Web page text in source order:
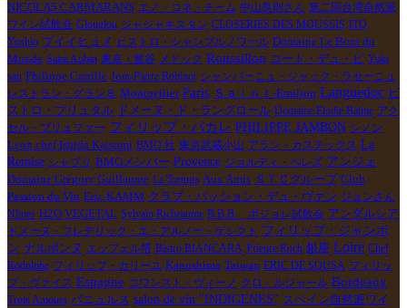
NICOLAS CARMARANS エノ・コネ・チーム 中山良則さん 第二回台湾自然派
ワイン試飲会 Glouglou ジャジャキスタン CLOSERIES DES MOUSSIS ITO
Yoshio プイイヒュメ ビストロ・シャンブルノワール Domaine Le Bout du
Monde Saint Aubin 東京・鴬谷 メドック Roussillon コート・デュ・ピ Yuki
san Philippe Carrille Jean-Pierre Robinot シャンパーニュ・ジャック・ラセーニュ
レストラン・グラン８ Montpellier Paris Ｓａｉｎｔ-Emilion Languedoc ビ
ストロ・ブリュタル ドメーヌ・ド・ラングロール Domaine Elodie Balme アク
セル・プリュファー フィリップ・パカレ PHILIPPE JAMBON シノン
Lyon chef Ishida Katsumi BMO 社 東京武蔵小山 アラン・カステックス La
Remise シャブリ BMOメンバー Provence ジョルディ・ペレズ アンジェ
Domaine Grégory Guillaume La Tortuga Aux Amis ＳＴＣグループ Club
Passion du Vin Eric KAMM クラブ・パッション・デュ・ヴァン ジュンさん
Nîmes H2O VEGETAL Sylvain Richeaume B.B.B. ボジョレ試飲会 アンダルシア
ドメーヌ・フレデリック・エ・アルノー・ゲシクト フィリップ・ジャンボ
ン ナルボンヌ エッフェル塔 Bistro BIANCARA Prieure Roch 銀座 Loire Chef
Rodolphe フィリップ・カリーユ Kagoshima Taiwan ERIC DE SOUSA フィリッ
プ・ヴァイス Espagne コワンスト・ヴィーノ クロ・ルジャール Bordeaux
Trois Amours バニュルス salon de vin ''INDIGENES'' スペイン自然派ワイ